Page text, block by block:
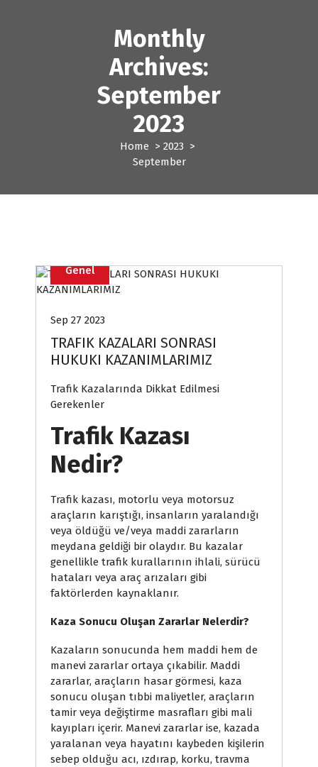
t
Monthly
Archives:
September
2023
Home > 2023 >
September
Genel
Sep 27 2023
TRAFIK KAZALARI SONRASI
HUKUKI KAZANIMLARIMIZ
Trafik Kazalarında Dikkat Edilmesi
Gerekenler
Trafik Kazası
Nedir?
Trafik kazası, motorlu veya motorsuz
araçların karıştığı, insanların yaralandığı
veya öldüğü ve/veya maddi zararların
meydana geldiği bir olaydır. Bu kazalar
genellikle trafik kurallarının ihlali, sürücü
hataları veya araç arızaları gibi
faktörlerden kaynaklanır.
Kaza Sonucu Oluşan Zararlar Nelerdir?
Kazaların sonucunda hem maddi hem de
manevi zararlar ortaya çıkabilir. Maddi
zararlar, araçların hasar görmesi, kaza
sonucu oluşan tıbbi maliyetler, araçların
tamir veya değiştirme masrafları gibi mali
kayıpları içerir. Manevi zararlar ise, kazada
yaralanan veya hayatını kaybeden kişilerin
sebep olduğu acı, ızdırap, korku, travma